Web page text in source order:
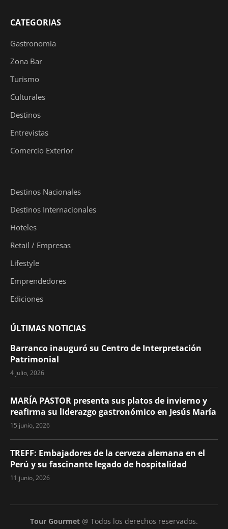
CATEGORIAS
Gastronomía
Zona Bar
Turismo
Culturales
Destinos
Entrevistas
Comercio Exterior
Destinos Nacionales
Destinos Internacionales
Hoteles
Retail / Empresas
Lifestyle
Emprendedores
Ediciones
ÚLTIMAS NOTICIAS
Barranco inauguró su Centro de Interpretación
Patrimonial
4 julio, 2026
MARÍA PASTOR presenta sus platos de invierno y
reafirma su liderazgo gastronómico en Jesús María
15 junio, 2026
TREFF: Embajadores de la cerveza alemana en el
Perú y su fascinante legado de hospitalidad
11 junio, 2026
Tour Gourmet @ Todos los derechos reservados.